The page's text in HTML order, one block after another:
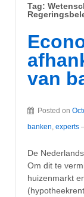
Tag:
van
Posted on
banken, experts
De
Om dit te
huizenmarkt